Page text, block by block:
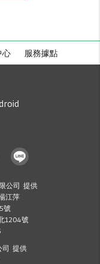
心 服務據點
公司 提供
江萍
號
1204號
司 提供